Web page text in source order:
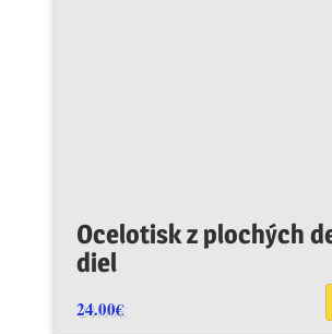
Ocelotisk z plochých
diel
24.00€